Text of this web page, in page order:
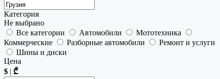
Категория
Не выбрано
Все категории
Автомобили
Мототехника
Коммерческие
Разборные автомобили
Ремонт и услуги
Шины и диски
Цена
$ | ₾